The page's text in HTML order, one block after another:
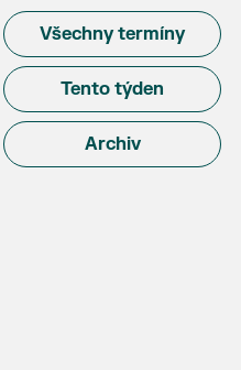
Všechny termíny
Tento týden
Archiv